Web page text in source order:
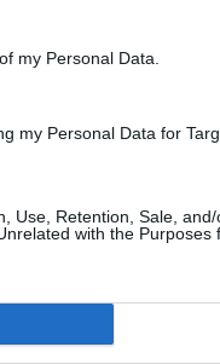
my Personal Data.
my Personal Data for
Use, Retention, Sale,
with the Purposes